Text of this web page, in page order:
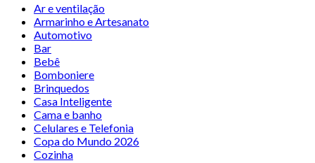
Ar e ventilação
Armarinho e Artesanato
Automotivo
Bar
Bebê
Bomboniere
Brinquedos
Casa Inteligente
Cama e banho
Celulares e Telefonia
Copa do Mundo 2026
Cozinha